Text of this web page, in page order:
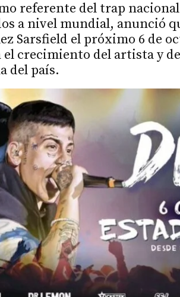
referente del trap
a nivel mundial, anunció
Sarsfield el próximo 6 de
el crecimiento del artista y
del país.